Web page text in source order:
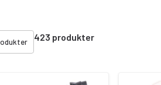
423 produkter